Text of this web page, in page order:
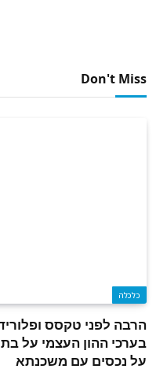
Don't Miss
כלכלה
הרבה לפני טקסס
על נכסים עם משכנתא